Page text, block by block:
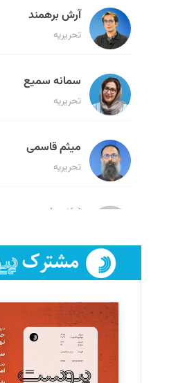
آرش برهمند
تحریریه
سمانه سمیع
تحریریه
میثم قاسمی
تحریریه
لیلا حنارود
فائزه فتحی رستمی
تحریریه
سروش کرمیان
تحریریه